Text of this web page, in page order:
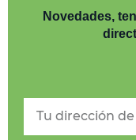
Novedades,